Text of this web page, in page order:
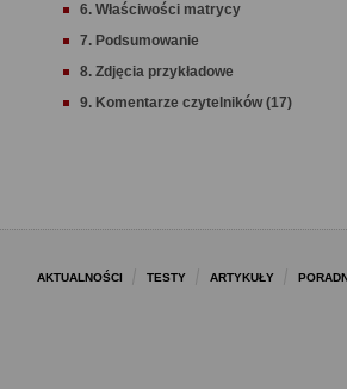
6. Właściwości matrycy
7. Podsumowanie
8. Zdjęcia przykładowe
9. Komentarze czytelników (17)
AKTUALNOŚCI TESTY ARTYKUŁY